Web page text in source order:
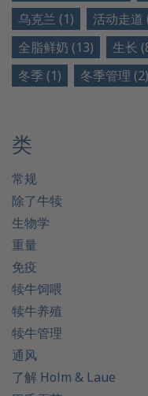
乌克兰 (1)
活动走道
全脂鲜奶 (13)
生长
冬季 (1)
冬季管理 (2)
类
常规
除了牛犊
生物学
重量
免疫
犊牛饲喂
犊牛养殖
犊牛管理
通风
了解 Holm & Laue